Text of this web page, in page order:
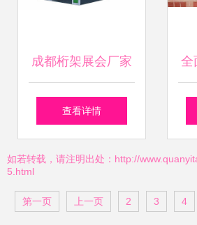
成都桁架展会厂家
与展台服务的专业
查看详情
全
如若转载，请注明出处：http://
5.html
第一页 上一页 2 3 4